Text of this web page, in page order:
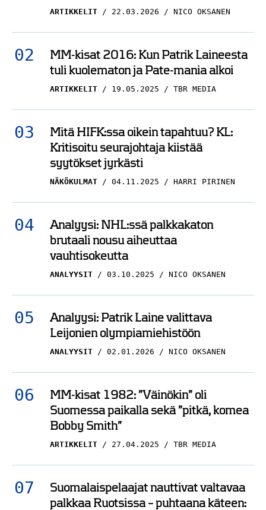
ARTIKKELIT 22.03.2026 NICO OKSANEN
MM-kisat 2016: Kun Patrik Laineesta
tuli kuolematon ja Pate-mania alkoi
ARTIKKELIT 19.05.2025 TBR MEDIA
Mitä HIFK:ssa oikein tapahtuu? KL:
Kritisoitu seurajohtaja kiistää
syytökset jyrkästi
NÄKÖKULMAT 04.11.2025 HARRI PIRINEN
Analyysi: NHL:ssä palkkakaton
brutaali nousu aiheuttaa
vauhtisokeutta
ANALYYSIT 03.10.2025 NICO OKSANEN
Analyysi: Patrik Laine valittava
Leijonien olympiamiehistöön
ANALYYSIT 02.01.2026 NICO OKSANEN
MM-kisat 1982: ”Väinökin” oli
Suomessa paikalla sekä ”pitkä, komea
Bobby Smith”
ARTIKKELIT 27.04.2025 TBR MEDIA
Suomalaispelaajat nauttivat valtavaa
palkkaa Ruotsissa – puhtaana käteen: